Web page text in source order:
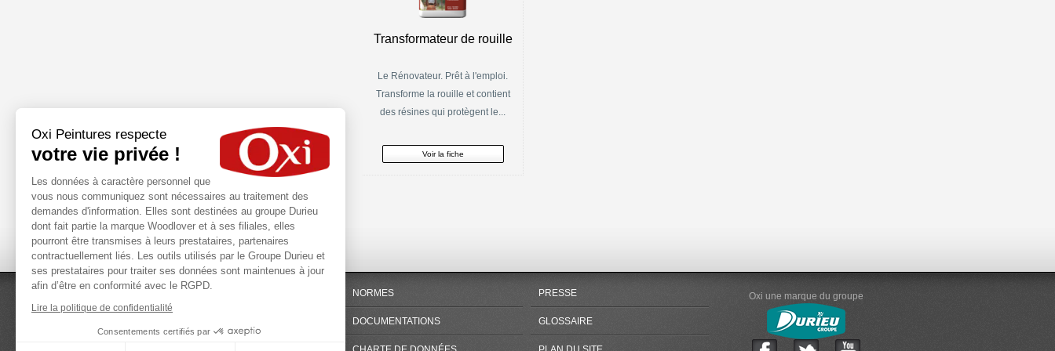
Transformateur de rouille
Le Rénovateur. Prêt à l'emploi.
Transforme la rouille et contient
des résines qui protègent le...
Voir la fiche
ACHETER EN LIGNE NORMES
DOCUMENTATIONS
PRESSE
GLOSSAIRE
Oxi une marque du groupe
Oxi Peintures respecte
votre vie privée !
Les données à caractère personnel que
vous nous communiquez sont nécessaires au traitement des
demandes d'information. Elles sont destinées au groupe Durieu
dont fait partie la marque Woodlover et à ses filiales, elles
pourront être transmises à leurs prestataires, partenaires
contractuellement liés. Les outils utilisés par le Groupe Durieu et
ses prestataires pour traiter ses données sont maintenues à jour
afin d’être en conformité avec le RGPD.
Lire la politique de confidentialité
Consentements certifiés par